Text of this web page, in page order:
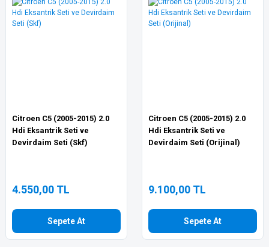
Citroen C5 (2005-2015) 2.0
Hdi Eksantrik Seti ve
Devirdaim Seti (Skf)
4.550,00 TL
Sepete At
Citroen C5 (2005-2015) 2.0
Hdi Eksantrik Seti ve
Devirdaim Seti (Orijinal)
9.100,00 TL
Sepete At